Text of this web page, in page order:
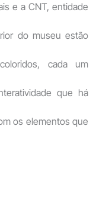
e a CNT, entidade
do museu estão
cada um
que há
os elementos que